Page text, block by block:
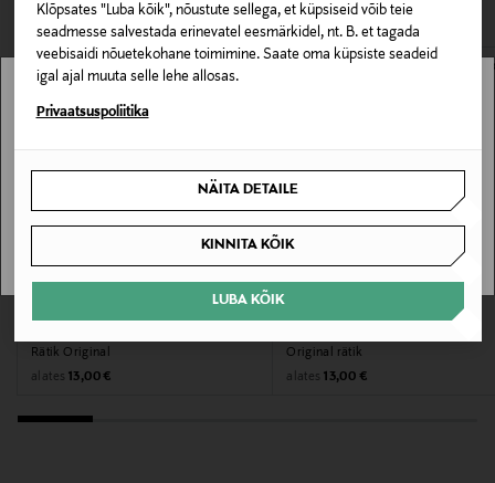
Klõpsates "Luba kõik", nõustute sellega, et küpsiseid võib teie
seadmesse salvestada erinevatel eesmärkidel, nt. B. et tagada
veebisaidi nõuetekohane toimimine. Saate oma küpsiste seadeid
igal ajal muuta selle lehe allosas.
Privaatsuspoliitika
NÄITA DETAILE
KINNITA KÕIK
LUBA KÕIK
Materjal
100% puuvill
Hooldusjuhendid
hooldus- ja pesemisjuhiseid.
Värv
210 STRAW, OFF WHITE
Tootjamaa
PORTUGAL
Rätik Original
alates Original Price
13,00 €
Original rätik
alates Original Price
13,00 €
Stockmann pole Sinu riigis saadaval.
SAAN ARU